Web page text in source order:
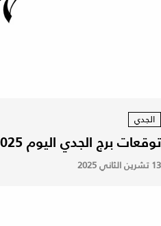
الجدي
توقعات برج الجدي اليوم 13/11/2025
13 تشرين الثاني 2025